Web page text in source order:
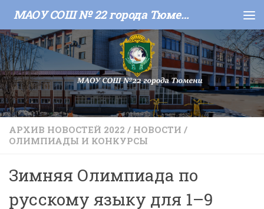
Skip to content МАОУ СОШ № 22 города Тюмени
АРХИВ НОВОСТЕЙ 2022 / НОВОСТИ /
ОЛИМПИАДЫ И КОНКУРСЫ
Зимняя Олимпиада по
русскому языку для 1–9